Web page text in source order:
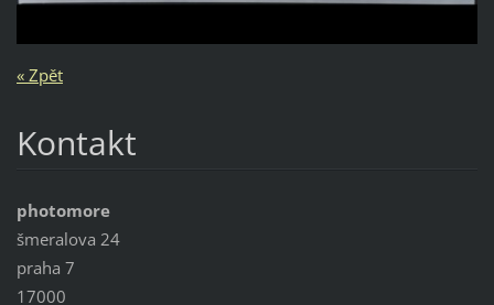
« Zpět
Kontakt
photomore
šmeralova 24
praha 7
17000